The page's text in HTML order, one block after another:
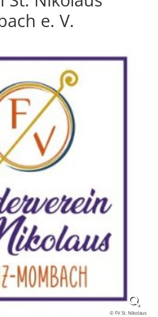
e. V.
© FV St. Nikolaus